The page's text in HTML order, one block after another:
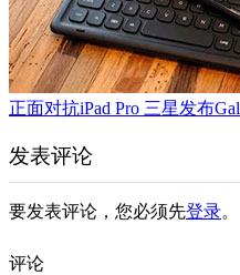
正面对抗iPad Pro 三星发布
发表评论
要发表评论，您必须先登录。
评论